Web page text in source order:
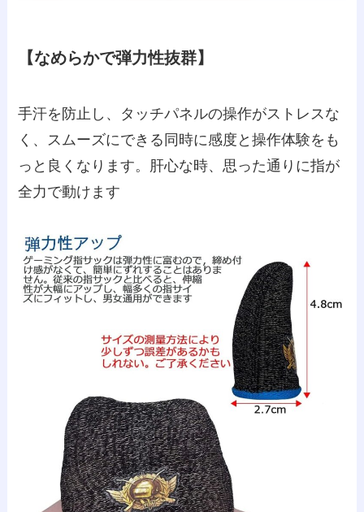
【なめらかで弾力性抜群】
手汗を防止し、タッチパネルの操作がストレスな
く、スムーズにできる同時に感度と操作体験をも
っと良くなります。肝心な時、思った通りに指が
全力で動けます